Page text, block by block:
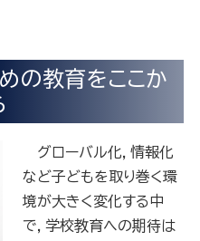
の教育をここか
グローバル化，情報化
など子どもを取り巻く環
境が大きく変化する中
で，学校教育への期待は